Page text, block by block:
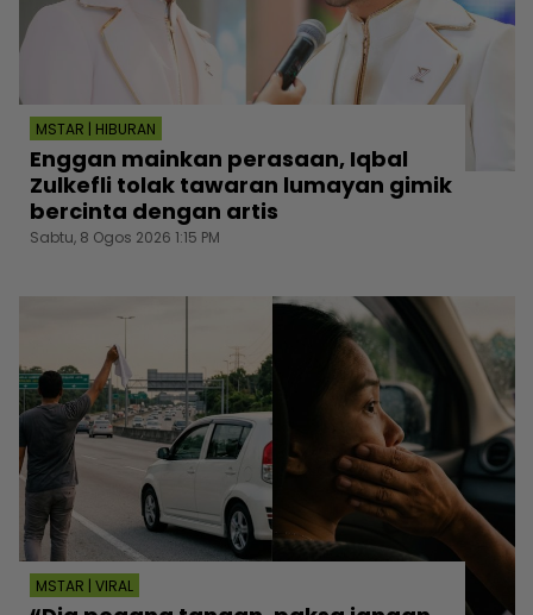
MSTAR | HIBURAN
Enggan mainkan perasaan, Iqbal
Zulkefli tolak tawaran lumayan gimik
bercinta dengan artis
Sabtu, 8 Ogos 2026 1:15 PM
MSTAR | VIRAL